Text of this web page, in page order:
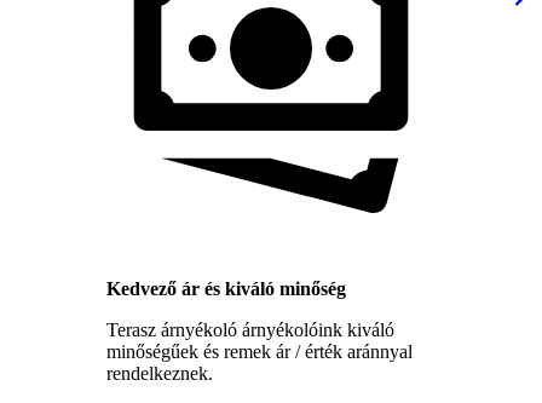
Kedvező ár és kiváló minőség
Terasz árnyékoló árnyékolóink kiváló
minőségűek és remek ár / érték aránnyal
rendelkeznek.